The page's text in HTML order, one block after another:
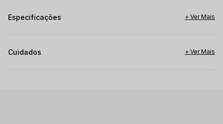
Especificações
Cuidados